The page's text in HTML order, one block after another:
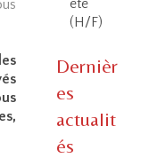
été
(H/F)
Dernièr
es
actualit
és